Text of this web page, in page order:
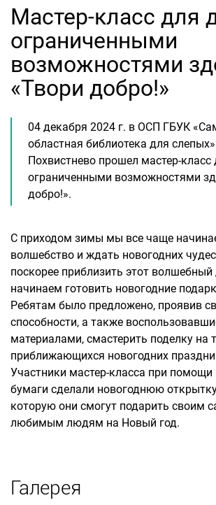
Мастер-класс для
ограниченными
возможностями
«Твори добро!»
04 декабря 2024 г. в ОСП ГБУК
областная библиотека для слепых»
Похвистнево прошел мастер-класс
ограниченными возможностями
добро!».
С приходом зимы мы все чаще
волшебство и ждать новогодних
поскорее приблизить этот волшебный
начинаем готовить новогодние
Ребятам было предложено, проявив
способности, а также
материалами, смастерить поделку на
приближающихся новогодних
Участники мастер-класса при помощи
бумаги сделали новогоднюю
которую они смогут подарить своим
любимым людям на Новый год.
Галерея